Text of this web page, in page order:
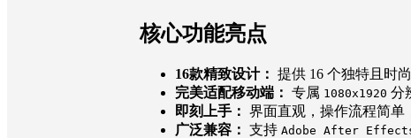
核心功能亮点
16款精致设计： 提供 16 个独特且时
完美适配移动端： 专属 1080x1920 分
即刻上手： 界面直观，操作流程简单
广泛兼容： 支持 Adobe After